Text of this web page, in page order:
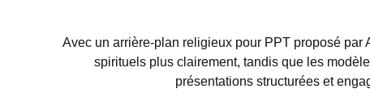
Avec un arrière-plan religieux pour PPT proposé
spirituels plus clairement, tandis que les
présentations structurées et